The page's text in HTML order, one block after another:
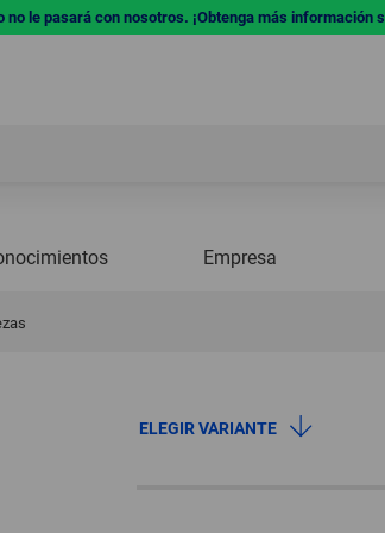
le pasará con nosotros. ¡Obtenga más información
Empresa
ELEGIR VARIANTE